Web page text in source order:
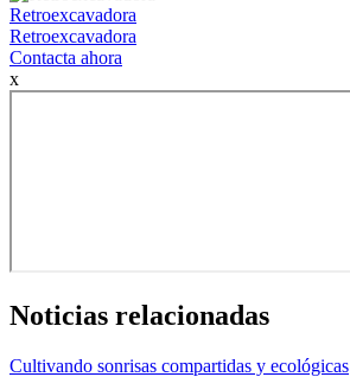
Retroexcavadora
Retroexcavadora
Contacta ahora
x
Noticias relacionadas
Cultivando sonrisas compartidas y ecológicas